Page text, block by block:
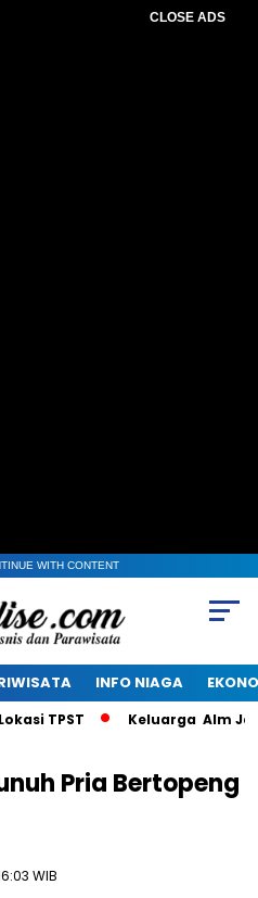
CLOSE ADS
WITH CONTENT
INFO NIAGA
TPST Keluarga Alm Jacob
Pria Bertopeng
WIB